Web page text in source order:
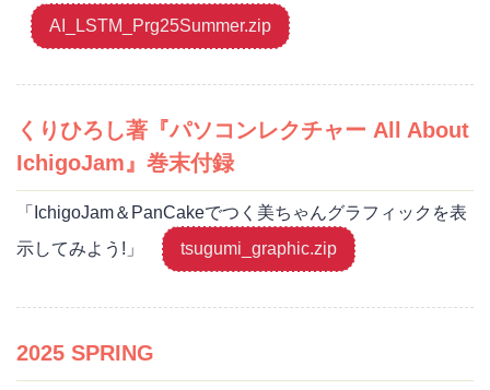
AI_LSTM_Prg25Summer.zip
くりひろし著『パソコンレクチャー All About
IchigoJam』巻末付録
「IchigoJam＆PanCakeでつく美ちゃんグラフィックを表
示してみよう!」
tsugumi_graphic.zip
2025 SPRING